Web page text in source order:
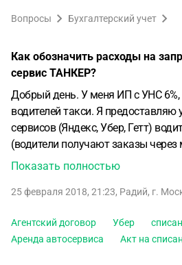
Вопросы Бухгалтерский учет
Как обозначить расходы на
сервис ТАНКЕР?
Добрый день. У меня ИП с УНС
водителей такси. Я предоставляю
сервисов (Яндекс, Убер, Гетт)
(водители получают заказы через
заключен агентский договор или
полученного с каждого водителя.
возможность заправлять
счета. Подскажите, как быть с
Показать полностью
25 февраля 2018, 21:23, Радий, г.
Агентский договор Убер
Аренда автосервиса
Акт на